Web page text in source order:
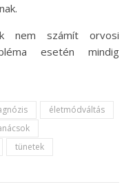
nem számít orvosi
esetén mindig
életmódváltás
tünetek